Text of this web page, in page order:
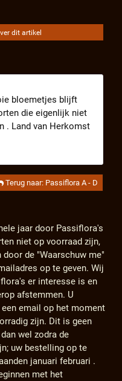
dit artikel
bloemetjes blijft
die eigenlijk niet
. Land van Herkomst
Terug naar: Passiflora A - D
jaar door Passiflora's
niet op voorraad zijn,
de "Waarschuw me"
op te geven. Wij
er interesse is en
afstemmen. U
email op het moment
zijn. Dit is geen
wel zodra de
uw bestelling op te
januari februari .
met het